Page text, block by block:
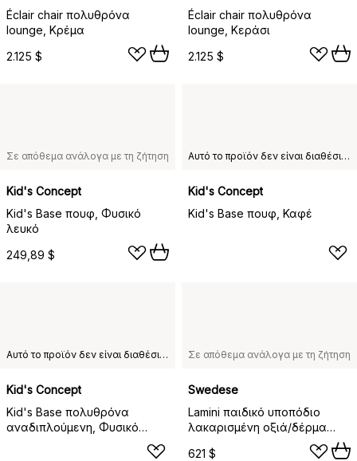
Éclair chair πολυθρόνα
lounge, Κρέμα
2.125 $
Éclair chair πολυθρόνα
lounge, Κεράσι
2.125 $
Σε απόθεμα ανάλογα με τη ζήτηση
Kid's Concept
Kid's Base πουφ, Φυσικό
λευκό
249,89 $
Αυτό το προϊόν δεν είναι διαθέσιμο στη χώρα παράδοσης που έχετε επιλέξει.
Kid's Concept
Kid's Base πουφ, Καφέ
Αυτό το προϊόν δεν είναι διαθέσιμο στη χώρα παράδοσης που έχετε επιλέξει.
Kid's Concept
Kid's Base πολυθρόνα
αναδιπλούμενη, Φυσικό
Σε απόθεμα ανάλογα με τη ζήτηση
Swedese
Lamini παιδικό υποπόδιο
λακαρισμένη οξιά/δέρμα
προβάτου, Υπόλευκο (λευκό)
621 $